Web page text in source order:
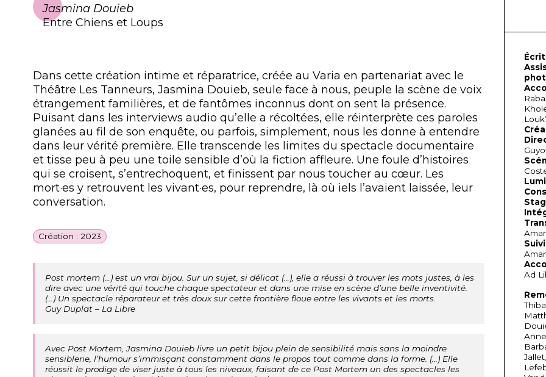
Jasmina Douieb
Entre Chiens et Loups
Dans cette création intime et réparatrice, créée au Varia en partenariat avec le
Théâtre Les Tanneurs, Jasmina Douieb, seule face à nous, peuple la scène de voix
étrangement familières, et de fantômes inconnus dont on sent la présence.
Puisant dans les interviews audio qu’elle a récoltées, elle réinterprète ces paroles
glanées au fil de son enquête, ou parfois, simplement, nous les donne à entendre
dans leur vérité première. Elle transcende les limites du spectacle documentaire
et tisse peu à peu une toile sensible d’où la fiction affleure. Une foule d’histoires
qui se croisent, s’entrechoquent, et finissent par nous toucher au cœur. Les
mort·es y retrouvent les vivant·es, pour reprendre, là où iels l’avaient laissée, leur
conversation.
Création : 2023
Post mortem (…) est un vrai bijou. Sur un sujet, si délicat (…), elle a réussi à trouver les mots justes, à les
dire avec une vérité qui touche chaque spectateur et dans une mise en scène d’une belle inventivité.
(…) Un spectacle réparateur et très doux sur cette frontière floue entre les vivants et les morts.
Guy Duplat – La Libre
Avec Post Mortem, Jasmina Douieb livre un petit bijou plein de sensibilité mais sans la moindre
sensiblerie, l’humour s’immisçant constamment dans le propos tout comme dans la forme. (…) Elle
réussit le prodige de viser juste à tous les niveaux, faisant de ce Post Mortem un des spectacles les
Ad